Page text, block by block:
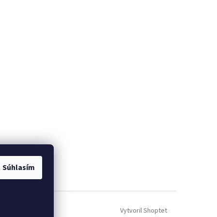
Súhlasím
Vytvoril Shoptet